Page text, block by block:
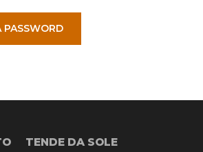
PASSWORD
TENDE DA SOLE